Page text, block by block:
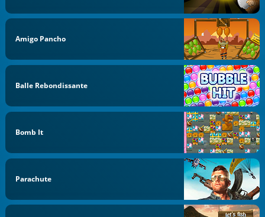
Amigo Pancho
Balle Rebondissante
Bomb It
Parachute